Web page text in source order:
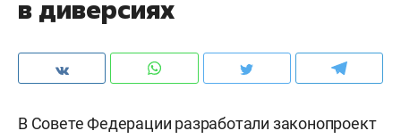
в диверсиях
В Совете Федерации разработали законопроект